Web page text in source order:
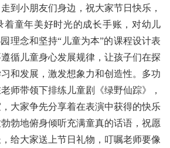
到小朋友们身边，祝大家节日快乐，
着童年美好时光的成长手账，对幼儿
理念和坚持“儿童为本”的课程设计表
循儿童身心发展规律，让孩子们在探
和发展，激发想象力和创造性。多功
师带领下排练儿童剧《绿野仙踪》，
大家争先分享着在表演中获得的快乐
勃地俯身倾听充满童真的话语，祝愿
给大家送上节日礼物，叮嘱老师要像